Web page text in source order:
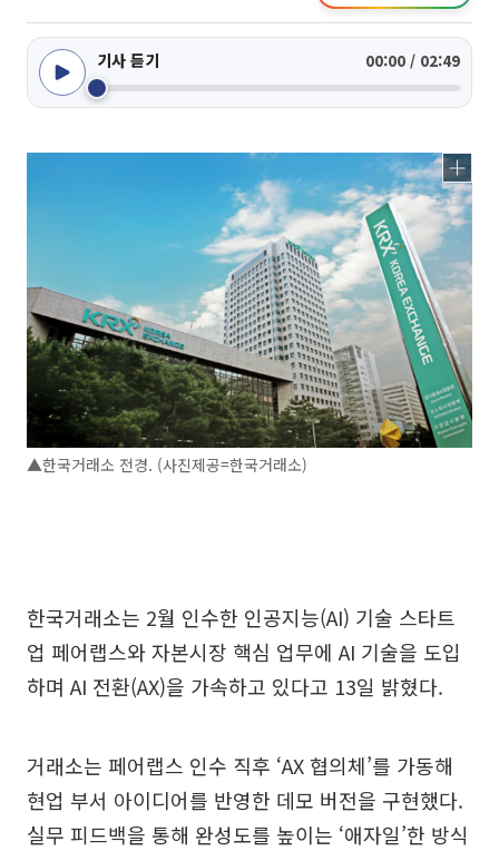
기사 듣기 00:00 / 02:49
▲한국거래소 전경. (사진제공=한국거래소)
한국거래소는 2월 인수한 인공지능(AI) 기술 스타트
업 페어랩스와 자본시장 핵심 업무에 AI 기술을 도입
하며 AI 전환(AX)을 가속하고 있다고 13일 밝혔다.
거래소는 페어랩스 인수 직후 ‘AX 협의체’를 가동해
현업 부서 아이디어를 반영한 데모 버전을 구현했다.
실무 피드백을 통해 완성도를 높이는 ‘애자일’한 방식